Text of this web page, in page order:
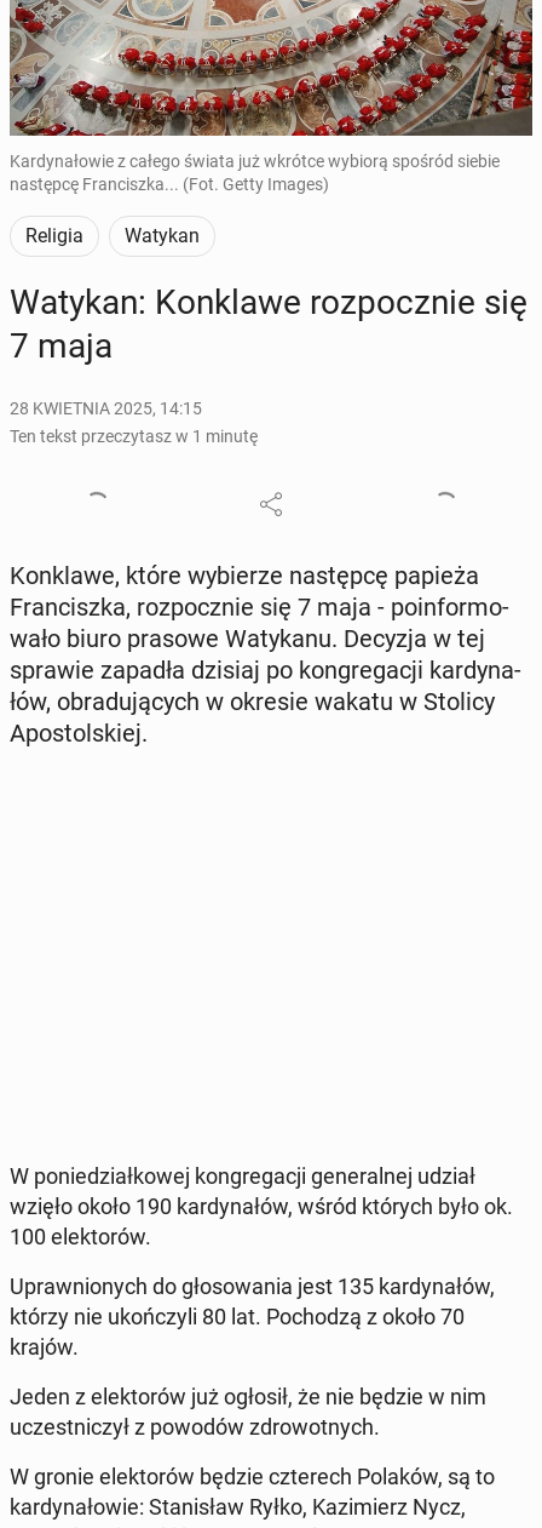
Kardynałowie z całego świata już wkrótce wybiorą spośród siebie
następcę Franciszka... (Fot. Getty Images)
Religia Watykan
Watykan: Kon­kla­we roz­pocz­nie się
7 maja
28 KWIETNIA 2025, 14:15
Ten tekst przeczytasz w 1 minutę
Kon­kla­we, które wy­bie­rze na­stęp­cę papieża
Fran­cisz­ka, roz­pocz­nie się 7 maja - po­in­for­mo­
wa­ło biuro prasowe Wa­ty­ka­nu. Decyzja w tej
sprawie zapadła dzisiaj po kon­gre­ga­cji kar­dy­na­
łów, ob­ra­du­ją­cych w okresie wakatu w Stolicy
Apo­stol­skiej.
W po­nie­dział­ko­wej kon­gre­ga­cji ge­ne­ral­nej udział
wzięło około 190 kar­dy­na­łów, wśród których było ok.
100 elek­to­rów.
Upraw­nio­nych do gło­so­wa­nia jest 135 kar­dy­na­łów,
którzy nie ukoń­czy­li 80 lat. Po­cho­dzą z około 70
krajów.
Jeden z elek­to­rów już ogłosił, że nie będzie w nim
uczest­ni­czył z powodów zdro­wot­nych.
W gronie elek­to­rów będzie czte­rech Polaków, są to
kar­dy­na­ło­wie: Sta­ni­sław Ryłko, Ka­zi­mierz Nycz,